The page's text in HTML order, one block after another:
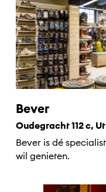
Bever
Oudegracht 112 c,
Bever is dé
wil genieten.